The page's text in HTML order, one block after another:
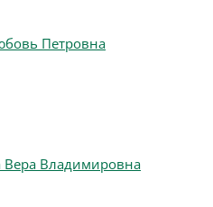
Петровна
Вера Владимировна